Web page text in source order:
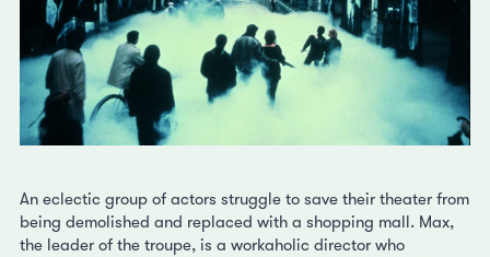
An eclectic group of actors struggle to save their theater from
being demolished and replaced with a shopping mall. Max,
the leader of the troupe, is a workaholic director who